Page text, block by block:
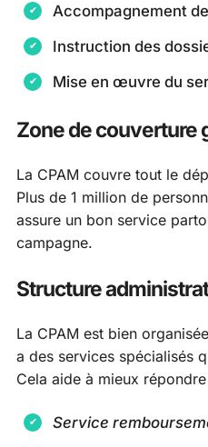
Accompagnement
Instruction des
Mise en œuvre du
Zone de couverture
La CPAM couvre tout le
Plus de 1 million de
assure un bon service
campagne.
Structure
La CPAM est bien
a des services spécialisés
Cela aide à mieux
Service